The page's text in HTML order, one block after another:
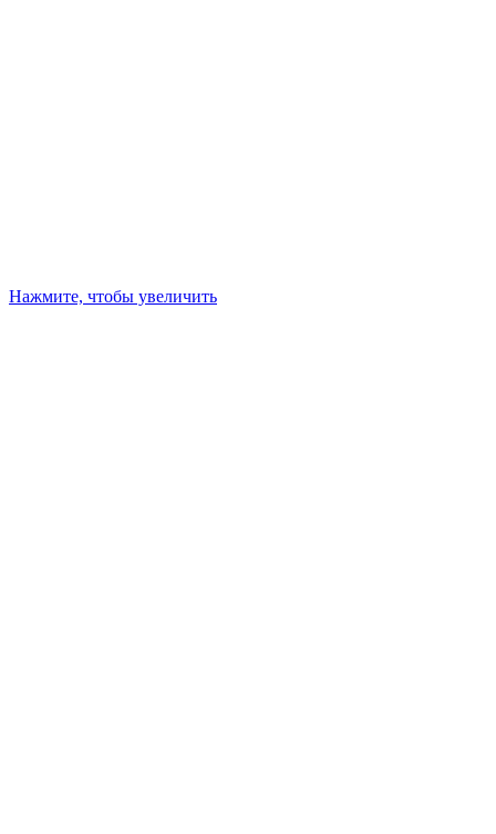
Нажмите, чтобы увеличить